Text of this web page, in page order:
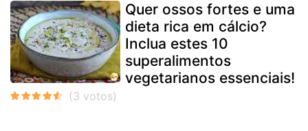
Quer ossos fortes e uma
dieta rica em cálcio?
Inclua estes 10
superalimentos
vegetarianos essenciais!